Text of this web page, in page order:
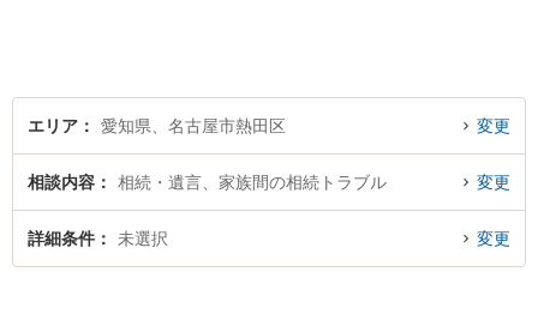
対応可能】
エリア 愛知県、名古屋市熱田区 変更
相談内容 相続・遺言、家族間の相続トラブル 変更
詳細条件 未選択 変更